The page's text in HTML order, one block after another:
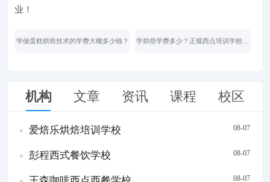
业！
学做蛋糕烘焙技术的学费大概多少钱？ 学烘焙学费多少？正规西点培训学校一
机构 文章 资讯 课程 校区
爱焙乐烘焙培训学校 08-07
彭程西式餐饮学校 08-07
08-07